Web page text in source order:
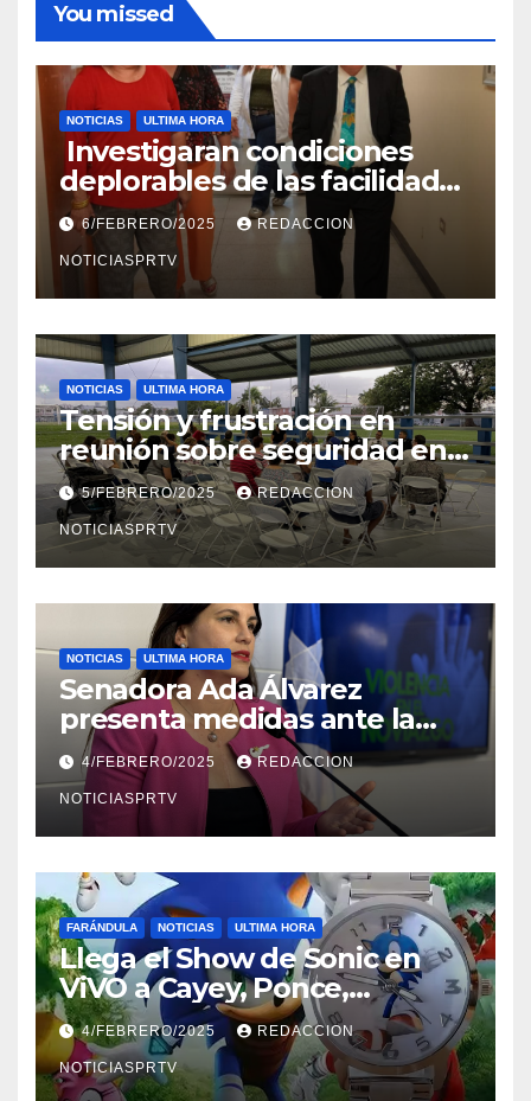
You missed
NOTICIAS ULTIMA HORA
Investigaran condiciones
deplorables de las facilidades
el Departamento de la Salud
en Mayagüez
6/FEBRERO/2025 REDACCION
NOTICIASPRTV
NOTICIAS ULTIMA HORA
Tensión y frustración en
reunión sobre seguridad en
Reparto Metropolitano
5/FEBRERO/2025 REDACCION
NOTICIASPRTV
NOTICIAS ULTIMA HORA
Senadora Ada Álvarez
presenta medidas ante la
violencia en el noviazgo
4/FEBRERO/2025 REDACCION
NOTICIASPRTV
FARÁNDULA NOTICIAS ULTIMA HORA
Llega el Show de Sonic en
ViVO a Cayey, Ponce,
Barceloneta y Humacao,
Relojes gratis para el que
compre ahora….
4/FEBRERO/2025 REDACCION
NOTICIASPRTV